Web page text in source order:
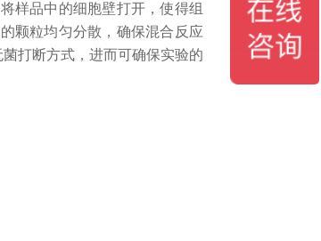
品中的细胞壁打开，使得组
颗粒均匀分散，确保混合反应
打断方式，进而可确保实验的